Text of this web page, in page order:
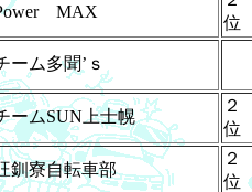
MAX
位
ム多聞’ｓ
ームSUN上士幌
２
位
寮自転車部
２
位